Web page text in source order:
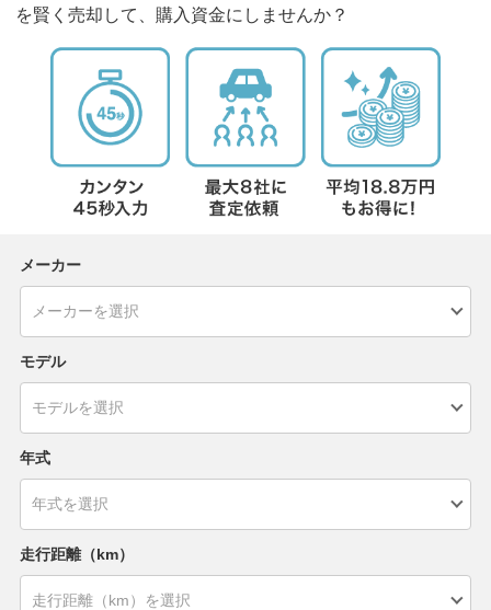
を賢く売却して、購入資金にしませんか？
メーカー
モデル
年式
走行距離（km）